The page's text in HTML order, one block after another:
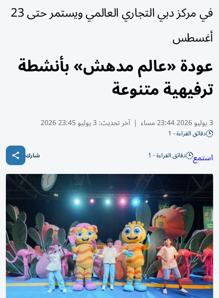
في مركز دبي التجاري العالمي ويستمر حتى 23
أغسطس
عودة «عالم مدهش» بأنشطة
ترفيهية متنوعة
3 يوليو 2026 23:44 مساء | آخر تحديث: 3 يوليو 23:45 2026
دقائق القراءة - 1
استمع دقائق القراءة - 1 شارك